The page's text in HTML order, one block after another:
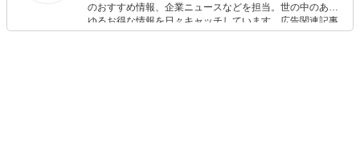
のおすすめ情報、企業ニュースなどを担当。世の中のあら
ゆるお得な情報を日々キャッチしています。広告関連記事
の制作にも携わり、SEOの知見を活かし商品販促のプラン